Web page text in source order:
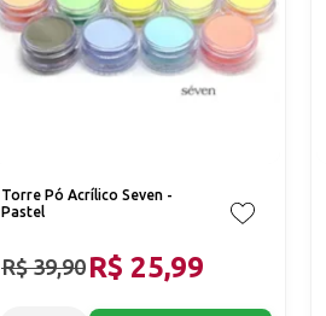
Torre Pó Acrílico Seven -
Pastel
R$ 39,90 R$ 25,99